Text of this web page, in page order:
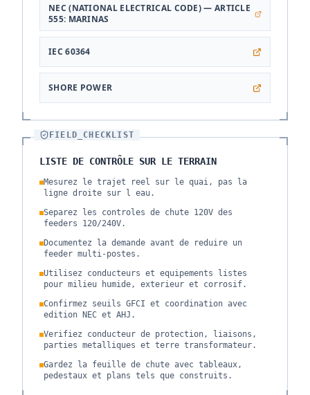
NEC (NATIONAL ELECTRICAL CODE) — ARTICLE
555: MARINAS
IEC 60364
SHORE POWER
FIELD_CHECKLIST
LISTE DE CONTRÔLE SUR LE TERRAIN
Mesurez le trajet reel sur le quai, pas la
ligne droite sur l eau.
Separez les controles de chute 120V des
feeders 120/240V.
Documentez la demande avant de reduire un
feeder multi-postes.
Utilisez conducteurs et equipements listes
pour milieu humide, exterieur et corrosif.
Confirmez seuils GFCI et coordination avec
edition NEC et AHJ.
Verifiez conducteur de protection, liaisons,
parties metalliques et terre transformateur.
Gardez la feuille de chute avec tableaux,
pedestaux et plans tels que construits.